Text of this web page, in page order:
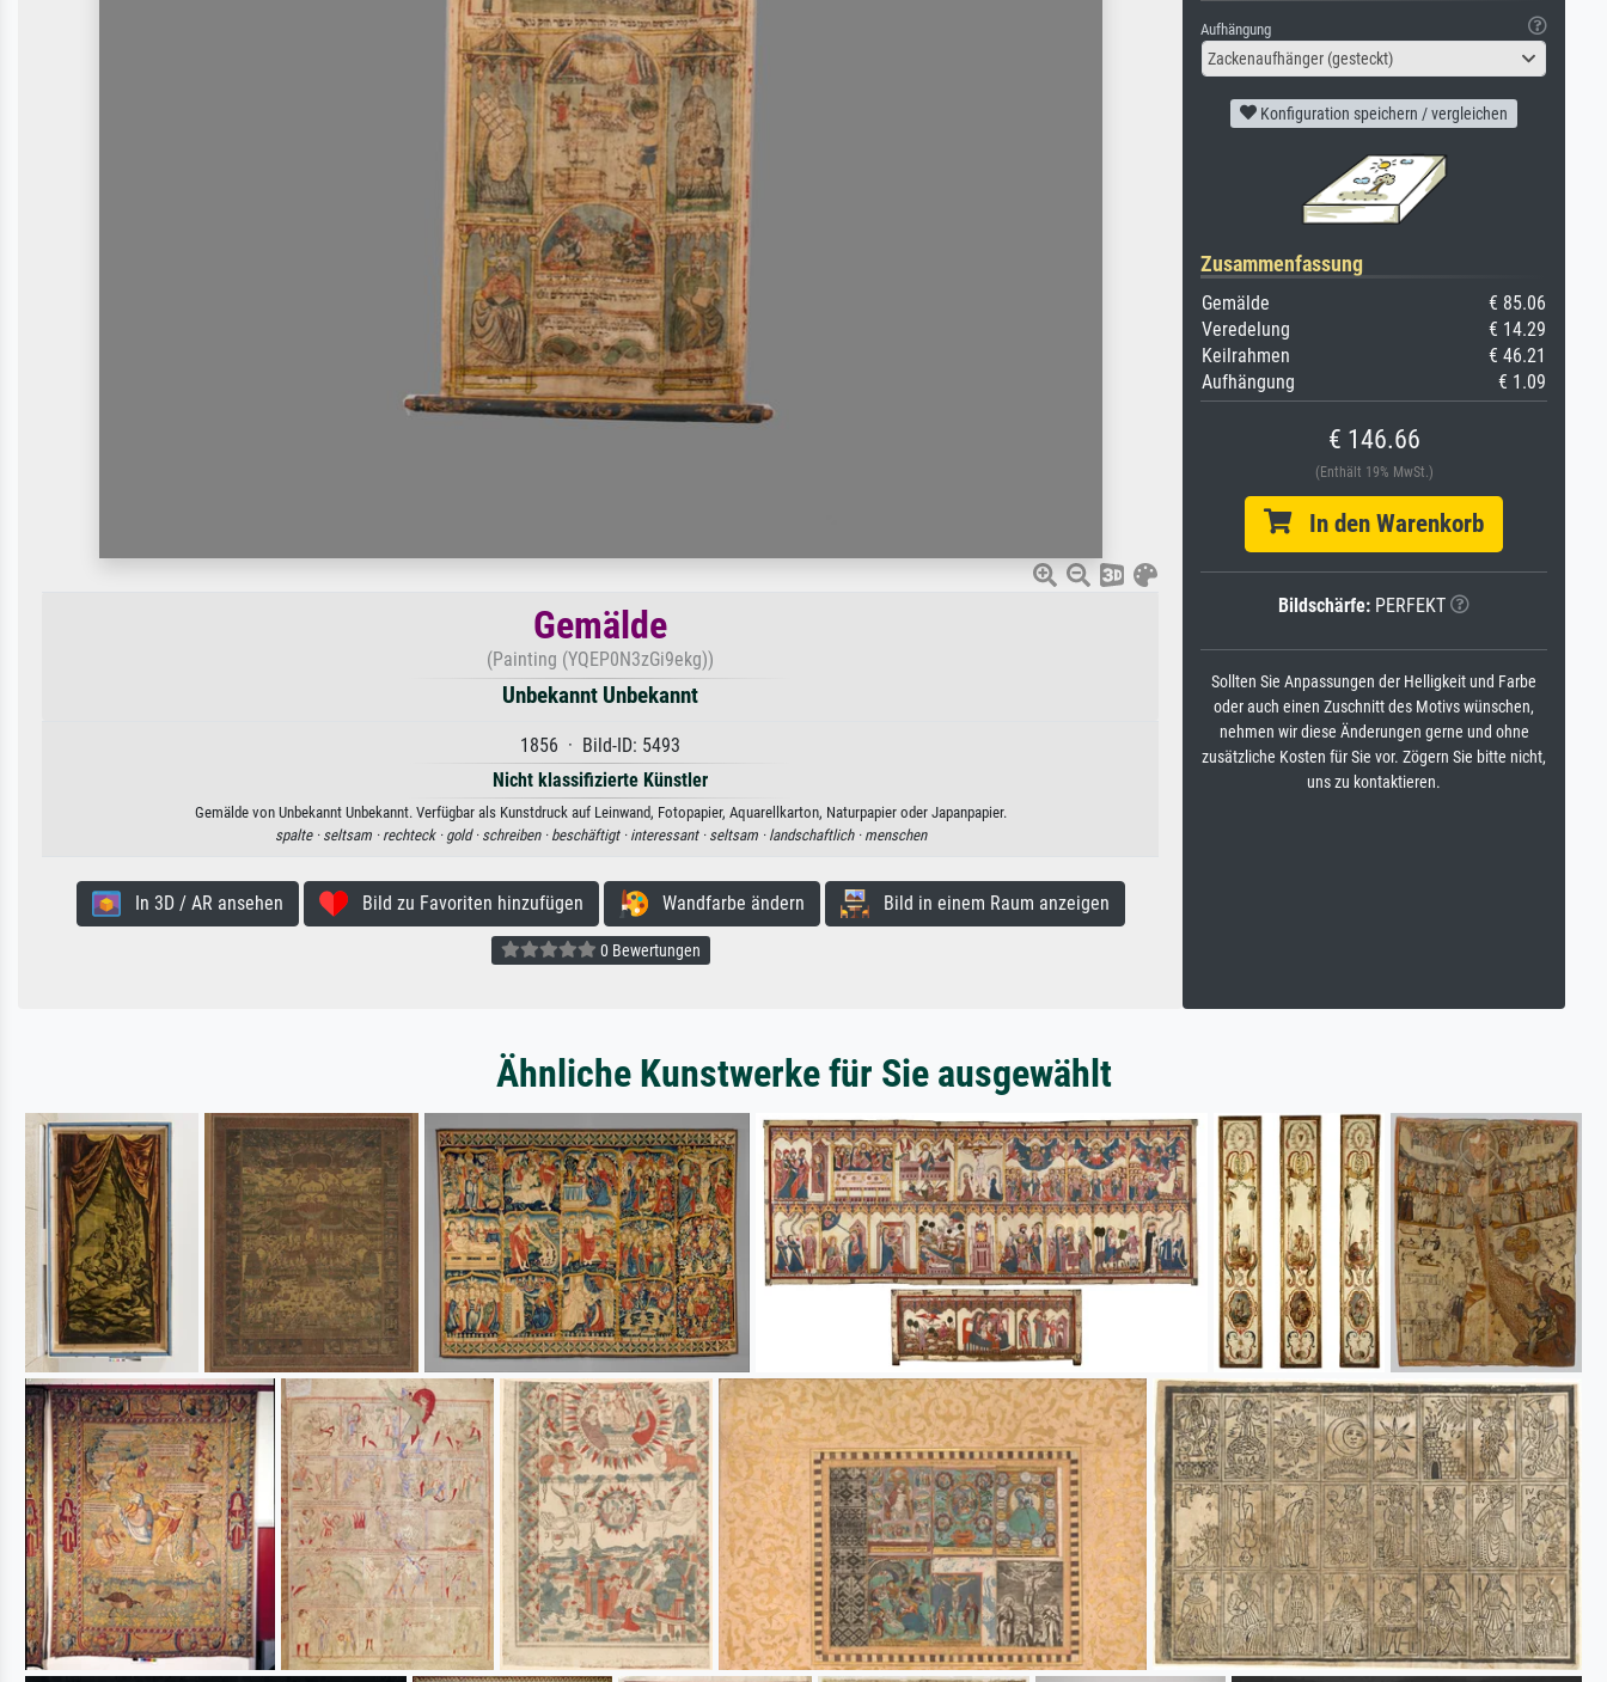
Gemälde
(Painting (YQEP0N3zGi9ekg))
Unbekannt Unbekannt
1856 · Bild-ID: 5493
Nicht klassifizierte Künstler
Gemälde von Unbekannt Unbekannt. Verfügbar als Kunstdruck auf Leinwand, Fotopapier, Aquarellkarton, Naturpapier oder Japanpapier.
spalte · seltsam · rechteck · gold · schreiben · beschäftigt · interessant · seltsam · landschaftlich · menschen
In 3D / AR ansehen Bild zu Favoriten hinzufügen Wandfarbe ändern Bild in einem Raum anzeigen
0 Bewertungen
Aufhängung
Zackenaufhänger (gesteckt)
Konfiguration speichern / vergleichen
Zusammenfassung
Gemälde
€ 85.06
Veredelung
€ 14.29
Keilrahmen
€ 46.21
Aufhängung
€ 1.09
€ 146.66
(Enthält 19% MwSt.)
In den Warenkorb
Bildschärfe: PERFEKT
Sollten Sie Anpassungen der Helligkeit und Farbe
oder auch einen Zuschnitt des Motivs wünschen,
nehmen wir diese Änderungen gerne und ohne
zusätzliche Kosten für Sie vor. Zögern Sie bitte nicht,
uns zu kontaktieren.
Ähnliche Kunstwerke für Sie ausgewählt